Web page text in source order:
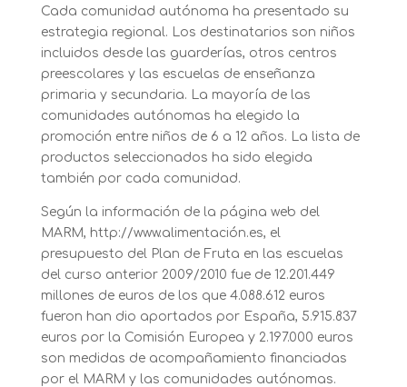
Cada comunidad autónoma ha presentado su
estrategia regional. Los destinatarios son niños
incluidos desde las guarderías, otros centros
preescolares y las escuelas de enseñanza
primaria y secundaria. La mayoría de las
comunidades autónomas ha elegido la
promoción entre niños de 6 a 12 años. La lista de
productos seleccionados ha sido elegida
también por cada comunidad.
Según la información de la página web del
MARM, http://www.alimentación.es, el
presupuesto del Plan de Fruta en las escuelas
del curso anterior 2009/2010 fue de 12.201.449
millones de euros de los que 4.088.612 euros
fueron han dio aportados por España, 5.915.837
euros por la Comisión Europea y 2.197.000 euros
son medidas de acompañamiento financiadas
por el MARM y las comunidades autónomas.